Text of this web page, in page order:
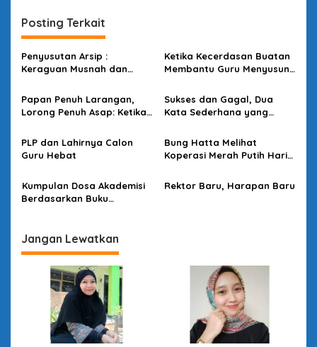
a
s
i
o
Posting Terkait
Penyusutan Arsip :
Keraguan Musnah dan
Ketika Kecerdasan Buatan
Membantu Guru Menyusun
Papan Penuh Larangan,
Lorong Penuh Asap: Ketika
Kuasanya
Sukses dan Gagal, Dua
Kata Sederhana yang
PLP dan Lahirnya Calon
Guru Hebat
Bung Hatta Melihat
Koperasi Merah Putih Hari
Kumpulan Dosa Akademisi
Berdasarkan Buku
Rektor Baru, Harapan Baru
Jangan Lewatkan